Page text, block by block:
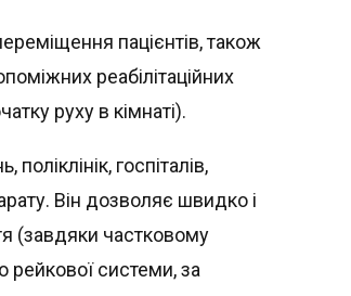
пацієнтів, також
реабілітаційних
руху в кімнаті).
госпіталів,
Він дозволяє швидко і
(завдяки частковому
рейкової системи, за